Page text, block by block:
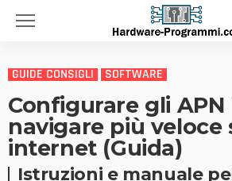
GUIDE CONSIGLI SOFTWARE
Configurare gli APN
navigare più veloce
internet (Guida)
Istruzioni e manuale